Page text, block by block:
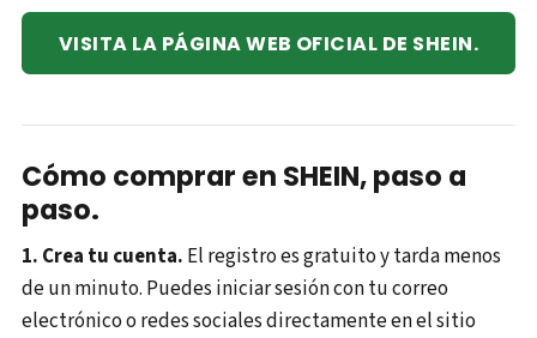
VISITA LA PÁGINA WEB OFICIAL DE SHEIN.
Cómo comprar en SHEIN, paso a
paso.
1. Crea tu cuenta. El registro es gratuito y tarda menos
de un minuto. Puedes iniciar sesión con tu correo
electrónico o redes sociales directamente en el sitio